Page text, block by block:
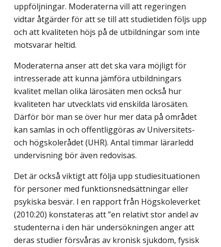
uppföljningar. Moderaterna vill att regeringen
vidtar åtgärder för att se till att studietiden följs upp
och att kvaliteten höjs på de utbildningar som inte
motsvarar heltid.
Moderaterna anser att det ska vara möjligt för
intresserade att kunna jämföra utbildningars
kvalitet mellan olika lärosäten men också hur
kvaliteten har utvecklats vid enskilda lärosäten.
Därför bör man se över hur mer data på området
kan samlas in och offentliggöras av Universitets-
och högskolerådet (UHR). Antal timmar lärarledd
undervisning bör även redovisas.
Det är också viktigt att följa upp studiesituationen
för personer med funktionsned­sättningar eller
psykiska besvär. I en rapport från Högskoleverket
(2010:20) konstateras att ”en relativt stor andel av
studenterna i den här undersökningen anger att
deras studier försvåras av kronisk sjukdom, fysisk